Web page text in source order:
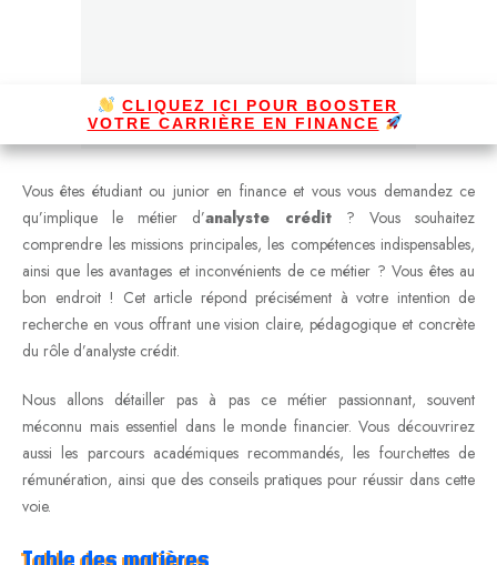
CLIQUEZ ICI POUR BOOSTER
VOTRE CARRIÈRE EN FINANCE
Vous êtes étudiant ou junior en finance et vous vous demandez ce
qu’implique le métier d’analyste crédit? Vous souhaitez
comprendre les missions principales, les compétences indispensables,
ainsi que les avantages et inconvénients de ce métier ? Vous êtes au
bon endroit ! Cet article répond précisément à votre intention de
recherche en vous offrant une vision claire, pédagogique et concrète
du rôle d’analyste crédit.
Nous allons détailler pas à pas ce métier passionnant, souvent
méconnu mais essentiel dans le monde financier. Vous découvrirez
aussi les parcours académiques recommandés, les fourchettes de
rémunération, ainsi que des conseils pratiques pour réussir dans cette
voie.